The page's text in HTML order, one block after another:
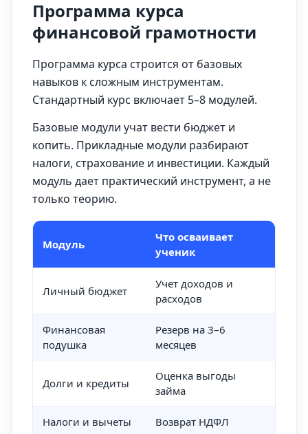
Программа курса
финансовой грамотности
Программа курса строится от базовых
навыков к сложным инструментам.
Стандартный курс включает 5–8 модулей.
Базовые модули учат вести бюджет и
копить. Прикладные модули разбирают
налоги, страхование и инвестиции. Каждый
модуль дает практический инструмент, а не
только теорию.
Модуль
Что осваивает
ученик
Личный бюджет
Учет доходов и
расходов
Финансовая
подушка
Резерв на 3–6
месяцев
Долги и кредиты
Оценка выгоды
займа
Налоги и вычеты Возврат НДФЛ